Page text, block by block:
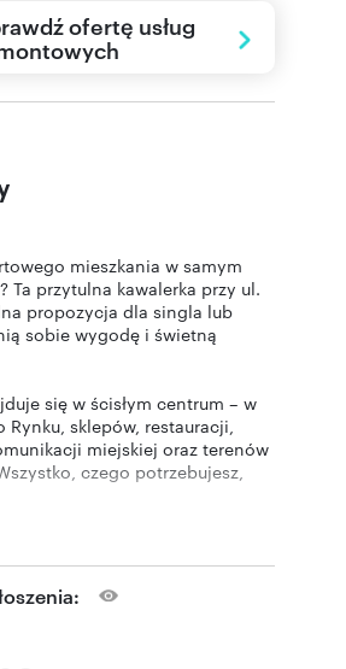
ofertę usług
mieszkania w samym
Ta przytulna kawalerka przy ul.
propozycja dla singla lub
sobie wygodę i świetną
się w ścisłym centrum – w
sklepów, restauracji,
miejskiej oraz terenów
czego potrzebujesz,
salonaneks kuchenny
sprzętyrozkładana
szafa mieszkanie gotowe